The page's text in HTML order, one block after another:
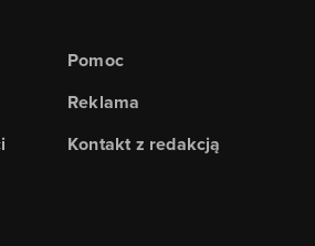
Pomoc
Reklama
Kontakt z redakcją